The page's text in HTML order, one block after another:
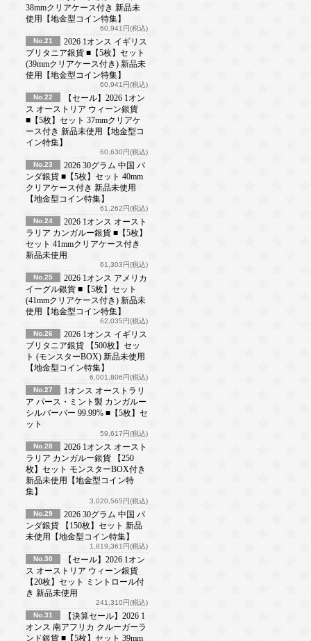
38mmクリアケース付き 新品未
使用【地金型コイン特集】
60,941円(税込)
No.21
2026 1オンス イギリス
ブリタニア銀貨 ■【5枚】セット
(39mmクリアケース付き) 新品未
使用【地金型コイン特集】
60,941円(税込)
No.22
【セール】2026 1オン
ス オーストリア ウィーン銀貨
■【5枚】セット 37mmクリアケ
ース付き 新品未使用【地金型コ
イン特集】
60,630円(税込)
No.23
2026 30グラム 中国 パ
ンダ銀貨 ■【5枚】セット 40mm
クリアケース付き 新品未使用
【地金型コイン特集】
61,262円(税込)
No.24
2026 1オンス オースト
ラリア カンガルー銀貨 ■【5枚】
セット 41mmクリアケース付き
新品未使用
61,303円(税込)
No.25
2026 1オンス アメリカ
イーグル銀貨 ■【5枚】セット
(41mmクリアケース付き) 新品未
使用【地金型コイン特集】
62,035円(税込)
No.26
2026 1オンス イギリス
ブリタニア銀貨 【500枚】セッ
ト (モンスターBOX) 新品未使用
【地金型コイン特集】
6,001,806円(税込)
No.27
1オンス オーストラリ
ア パース・ミント製 カンガルー
シルバーバー 99.99% ■【5枚】セ
ット
59,617円(税込)
No.28
2026 1オンス オースト
ラリア カンガルー銀貨 【250
枚】セット モンスターBOX付き
新品未使用【地金型コイン特
集】
3,020,565円(税込)
No.29
2026 30グラム 中国 パ
ンダ銀貨 【150枚】セット 新品
未使用【地金型コイン特集】
1,819,361円(税込)
No.30
【セール】2026 1オン
ス オーストリア ウィーン銀貨
【20枚】セット ミントロール付
き 新品未使用
241,310円(税込)
No.31
【決算セール】2026 1
オンス 南アフリカ クルーガーラ
ンド銀貨 ■【5枚】セット 39mm